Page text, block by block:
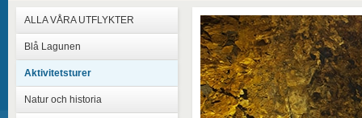
ALLA VÅRA UTFLYKTER
Blå Lagunen
Aktivitetsturer
Natur och historia